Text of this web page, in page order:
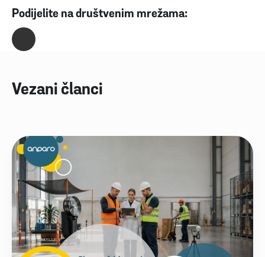
Podijelite na društvenim mrežama:
Vezani članci